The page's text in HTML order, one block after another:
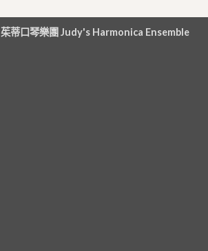
茱蒂口琴樂團 Judy's Harmonica Ensemble